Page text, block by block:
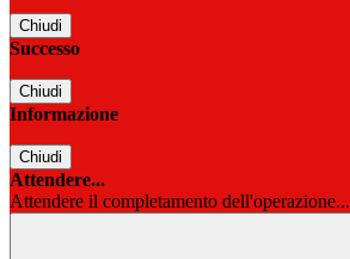
Chiudi
Successo
Chiudi
Informazione
Chiudi
Attendere...
Attendere il completamento dell'operazione...